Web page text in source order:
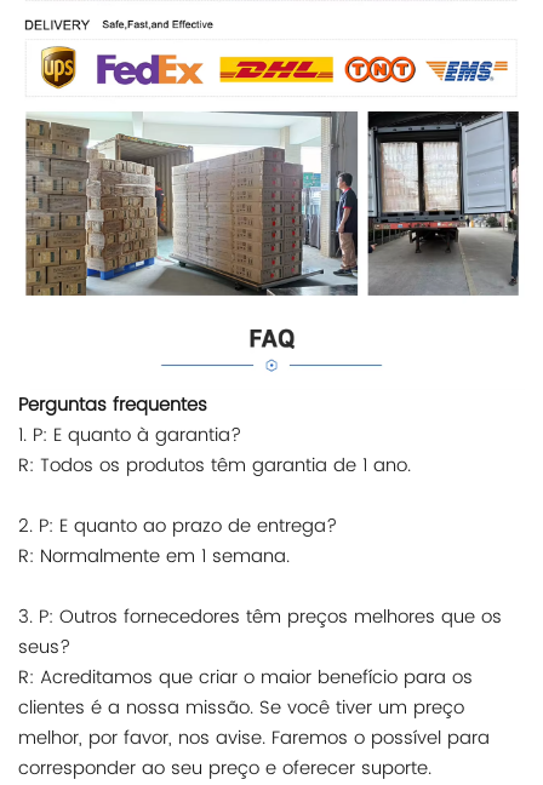
Perguntas frequentes
1. P: E quanto à garantia?
R: Todos os produtos têm garantia de 1 ano.
2. P: E quanto ao prazo de entrega?
R: Normalmente em 1 semana.
3. P: Outros fornecedores têm preços melhores que os
seus?
R: Acreditamos que criar o maior benefício para os
clientes é a nossa missão. Se você tiver um preço
melhor, por favor, nos avise. Faremos o possível para
corresponder ao seu preço e oferecer suporte.